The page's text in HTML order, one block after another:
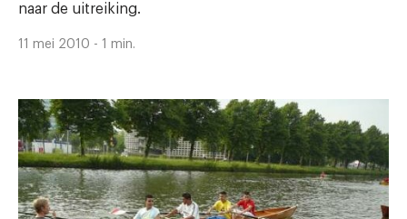
naar de uitreiking.
11 mei 2010 - 1 min.